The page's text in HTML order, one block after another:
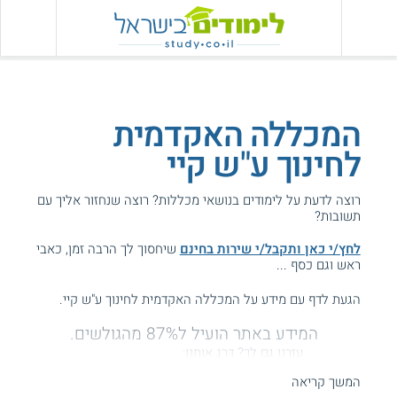
המכללה האקדמית
לחינוך ע"ש קיי
רוצה לדעת על לימודים בנושאי מכללות? רוצה שנחזור אליך עם
תשובות?
לחץ/י כאן ותקבל/י שירות בחינם שיחסוך לך הרבה זמן, כאבי
ראש וגם כסף ...
הגעת לדף עם מידע על המכללה האקדמית לחינוך ע"ש קיי.
המידע באתר הועיל ל87% מהגולשים.
עזרנו גם לך? דרג אותנו:
המשך קריאה